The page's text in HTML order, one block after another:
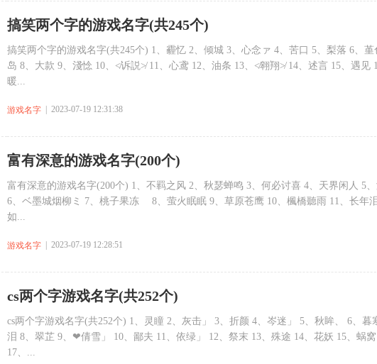
​搞笑两个字的游戏名字(共245个)
搞笑两个字的游戏名字(共245个) 1、霾忆 2、倾城 3、心念ァ 4、苦口 5、梨落 6、堇
岛 8、大款 9、淺惗 10、≮诉説≯ 11、心鸢 12、油条 13、≮翱翔≯ 14、述言 15、遇见
暖...
游戏名字 | 2023-07-19 12:31:38
​富有深意的游戏名字(200个)
富有深意的游戏名字(200个) 1、不羁之风 2、秋瑟蝉鸣 3、何必讨喜 4、天界闲人 5
6、ベ墨城烟柳ミ 7、桃子果冻ゝ 8、萤火眠眠 9、草原苍鹰 10、楓橋聽雨 11、长年泪
如...
游戏名字 | 2023-07-19 12:28:51
​cs两个字游戏名字(共252个)
cs两个字游戏名字(共252个) 1、灵瞳 2、灰击」 3、折颜 4、岑迷」 5、秋眸、 6、暮
泪 8、翠芷 9、❤倩雪」 10、鄙夫 11、依绿」 12、祭末 13、殊途 14、花妖 15、蜗
17、...